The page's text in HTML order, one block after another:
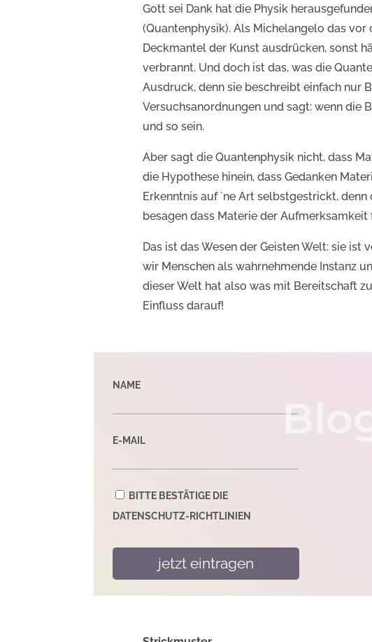
Gott sei Dank hat die Physik
(Quantenphysik). Als Michelangelo das
Deckmantel der Kunst ausdrücken, sonst
verbrannt. Und doch ist das, was die
Ausdruck, denn sie beschreibt einfach nur
Versuchsanordnungen und sagt: wenn die
und so sein.
Aber sagt die Quantenphysik nicht, dass
die Hypothese hinein, dass Gedanken
Erkenntnis auf ´ne Art selbstgestrickt,
besagen dass Materie der Aufmerksamkeit
Das ist das Wesen der Geisten Welt: sie ist
wir Menschen als wahrnehmende Instanz
dieser Welt hat also was mit Bereitschaft
Einfluss darauf!
NAME
E-MAIL
BITTE BESTÄTIGE DIE
DATENSCHUTZ-RICHTLINIEN